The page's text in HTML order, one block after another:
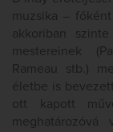
muzsika –
akkoriban
mestereinek
Rameau stb.)
életbe is
ott kapott